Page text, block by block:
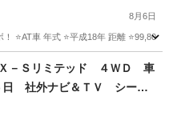
8月6日
⭐️AT車 年式 ⭐️平成18年 距離
ワークス
Ｘ－Ｓリミテッド ４ＷＤ 車
日 社外ナビ＆ＴＶ シート
ー 交換不要タイミングチ